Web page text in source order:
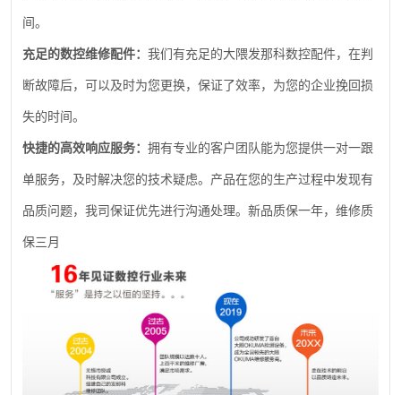
间。
充足的数控维修配件： 我们有充足的大隈发那科数控配件，在判
断故障后，可以及时为您更换，保证了效率，为您的企业挽回损
失的时间。
快捷的高效响应服务： 拥有专业的客户团队能为您提供一对一跟
单服务，及时解决您的技术疑虑。产品在您的生产过程中发现有
品质问题，我司保证优先进行沟通处理。新品质保一年，维修质
保三月